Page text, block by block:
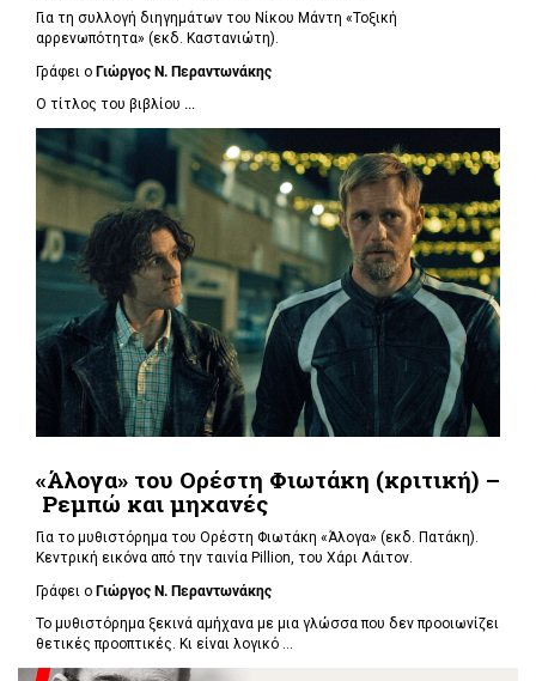
Για τη συλλογή διηγημάτων του Νίκου Μάντη «Τοξική
αρρενωπότητα» (εκδ. Καστανιώτη).
Γράφει ο Γιώργος Ν. Περαντωνάκης
Ο τίτλος του βιβλίου ...
«Άλογα» του Ορέστη Φιωτάκη (κριτική) –
Ρεμπώ και μηχανές
Για το μυθιστόρημα του Ορέστη Φιωτάκη «Άλογα» (εκδ. Πατάκη).
Κεντρική εικόνα από την ταινία Pillion, του Χάρι Λάιτον.
Γράφει ο Γιώργος Ν. Περαντωνάκης
Το μυθιστόρημα ξεκινά αμήχανα με μια γλώσσα που δεν προοιωνίζει
θετικές προοπτικές. Κι είναι λογικό ...